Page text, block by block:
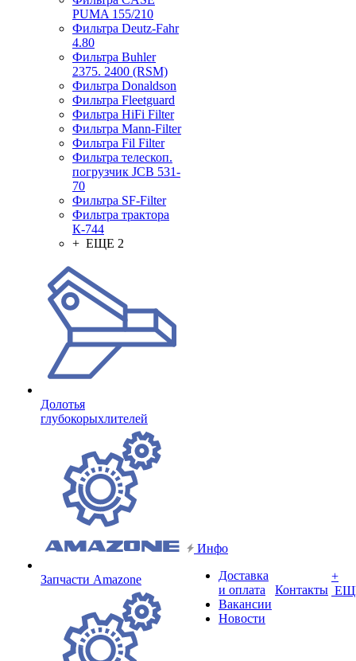
PUMA 155/210
Фильтра Deutz-Fahr
4.80
Фильтра Buhler
2375. 2400 (RSM)
Фильтра Donaldson
Фильтра Fleetguard
Фильтра HiFi Filter
Фильтра Mann-Filter
Фильтра Fil Filter
Фильтра телескоп.
погрузчик JCB 531-
70
Фильтра SF-Filter
Фильтра трактора
К-744
+ ЕЩЕ 2
Долотья
глубокорыхлителей
Запчасти Amazone
Инфо
Доставка
и оплата
Вакансии
Новости
Контакты
+